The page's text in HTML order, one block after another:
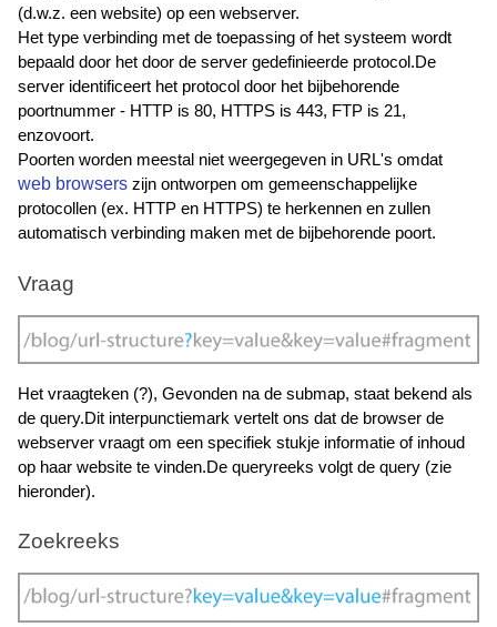
(d.w.z. een website) op een webserver.
Het type verbinding met de toepassing of het systeem wordt
bepaald door het door de server gedefinieerde protocol.De
server identificeert het protocol door het bijbehorende
poortnummer - HTTP is 80, HTTPS is 443, FTP is 21,
enzovoort.
web browsers zijn ontworpen om gemeenschappelijke
protocollen (ex. HTTP en HTTPS) te herkennen en zullen
automatisch verbinding maken met de bijbehorende poort.
Vraag
Het vraagteken (?), Gevonden na de submap, staat bekend als
de query.Dit interpunctiemark vertelt ons dat de browser de
webserver vraagt om een specifiek stukje informatie of inhoud
op haar website te vinden.De queryreeks volgt de query (zie
hieronder).
Zoekreeks